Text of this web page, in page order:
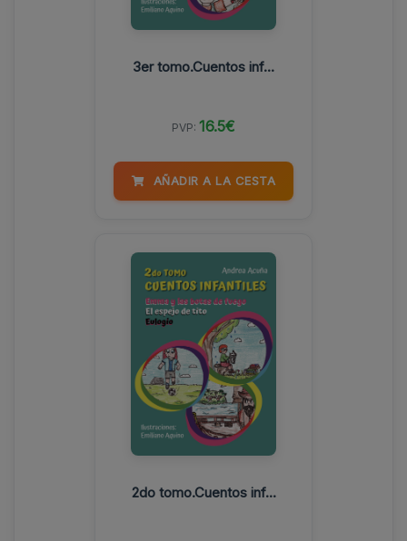
3er tomo.Cuentos inf...
PVP: 16.5€
AÑADIR A LA CESTA
2do tomo.Cuentos inf...